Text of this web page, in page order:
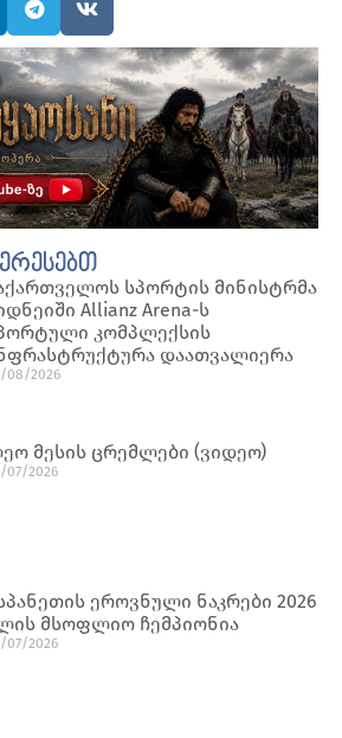
სპორტის მინისტრმა
Allianz Arena-ს
კომპლექსის
დაათვალიერა
08/2026
მესის ცრემლები (ვიდეო)
07/2026
ეროვნული ნაკრები 2026
მსოფლიო ჩემპიონია
07/2026